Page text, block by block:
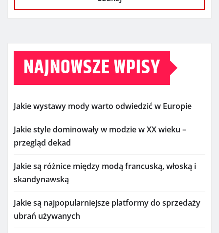
NAJNOWSZE WPISY
Jakie wystawy mody warto odwiedzić w Europie
Jakie style dominowały w modzie w XX wieku –
przegląd dekad
Jakie są różnice między modą francuską, włoską i
skandynawską
Jakie są najpopularniejsze platformy do sprzedaży
ubrań używanych